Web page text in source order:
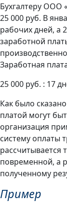
Бухгалтеру ООО
25 000 руб. В
рабочих дней, а
заработной
Заработная
25 000 руб. : 17
Как было
платой могут
организация
систему оплаты
рассчитывается
повременной, а
полученному
Пример